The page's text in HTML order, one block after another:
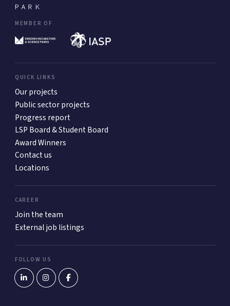
MEMBER OF
QUICK LINKS
Our projects
Public sector projects
Progress report
LSP Board & Student Board
Award Winners
Contact us
Locations
CAREER
Join the team
External job listings
FOLLOW US